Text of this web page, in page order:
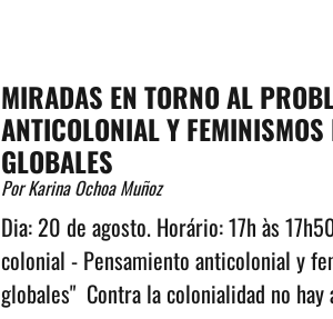
MIRADAS EN TORNO AL
ANTICOLONIAL Y
GLOBALES
Por Karina Ochoa Muñoz
Dia: 20 de agosto. Horário: 17h às
colonial - Pensamiento anticolonial y
globales" Contra la colonialidad no hay